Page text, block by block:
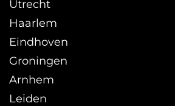
Utrecht
Haarlem
Eindhoven
Groningen
Arnhem
Leiden